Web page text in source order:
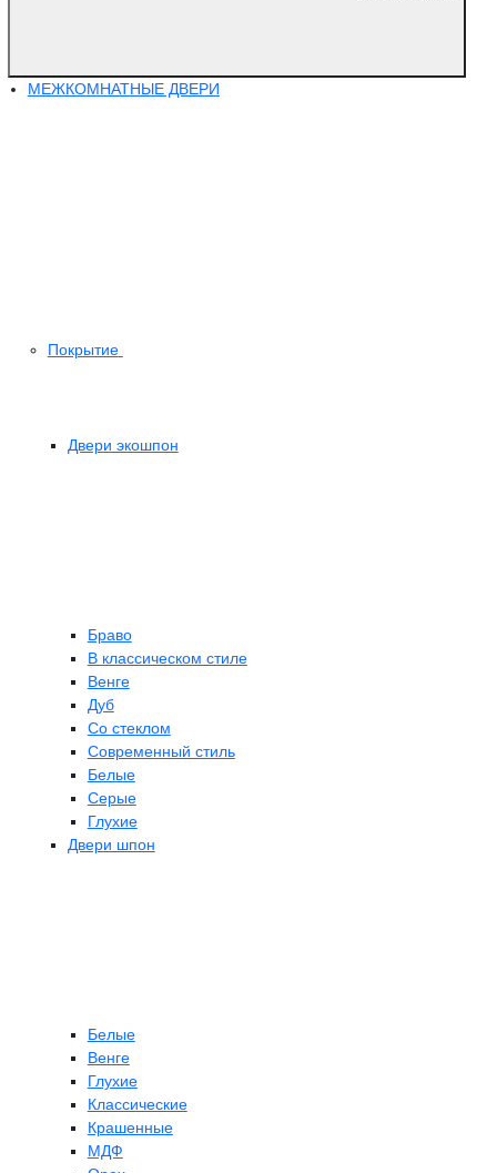
МЕЖКОМНАТНЫЕ ДВЕРИ
Покрытие
Двери экошпон
Браво
В классическом стиле
Венге
Дуб
Со стеклом
Современный стиль
Белые
Серые
Глухие
Двери шпон
Белые
Венге
Глухие
Классические
Крашенные
МДФ